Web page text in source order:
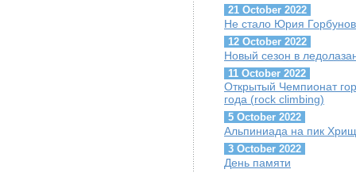
21 October 2022
Не стало Юрия
12 October 2022
Новый сезон в
11 October 2022
Открытый Чемпионат
года (rock climbing)
5 October 2022
Альпиниада на пик
3 October 2022
День памяти